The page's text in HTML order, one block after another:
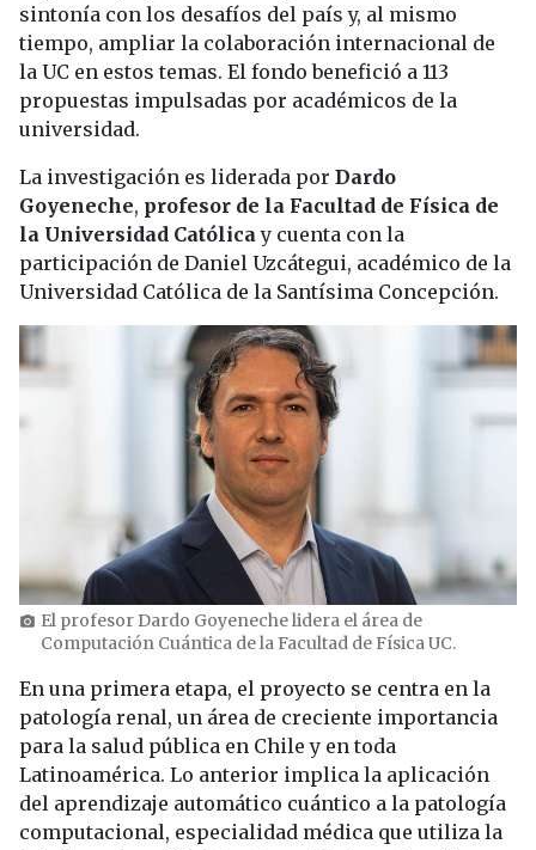
sintonía con los desafíos del país y, al mismo
tiempo, ampliar la colaboración internacional de
la UC en estos temas. El fondo benefició a 113
propuestas impulsadas por académicos de la
universidad.
La investigación es liderada por Dardo
Goyeneche, profesor de la Facultad de Física de
la Universidad Católicay cuenta con la
participación de Daniel Uzcátegui, académico de la
Universidad Católica de la Santísima Concepción.
photo_camera El profesor Dardo Goyeneche lidera el área de
Computación Cuántica de la Facultad de Física UC.
En una primera etapa, el proyecto se centra en la
patología renal, un área de creciente importancia
para la salud pública en Chile y en toda
Latinoamérica. Lo anterior implica la aplicación
del aprendizaje automático cuántico a la patología
computacional, especialidad médica que utiliza la